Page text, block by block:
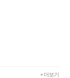
+ 더보기